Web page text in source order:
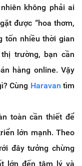
không phải ai
được “hoa thơm,
tốn nhiều thời gian
trường, bạn cần
hàng online. Vậy
Cùng Haravan tìm
toàn cần thiết để
lớn mạnh. Theo
đây tưởng chừng
lớn đến tâm lý và